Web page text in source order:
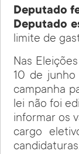
Deputado
Deputado
limite de
Nas
10 de junho
campanha
lei não foi
informar os
cargo